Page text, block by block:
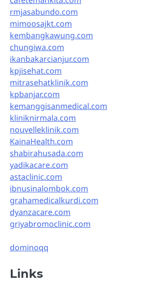
rmjasabundo.com
mimoosajkt.com
kembangkawung.com
chungiwa.com
ikanbakarcianjur.com
kpjisehat.com
mitrasehatklinik.com
kpbanjar.com
kemanggisanmedical.com
kliniknirmala.com
nouvelleklinik.com
KainaHealth.com
shabirahusada.com
yadikacare.com
astaclinic.com
ibnusinalombok.com
grahamedicalkurdi.com
dyanzacare.com
griyabromoclinic.com
dominoqq
Links